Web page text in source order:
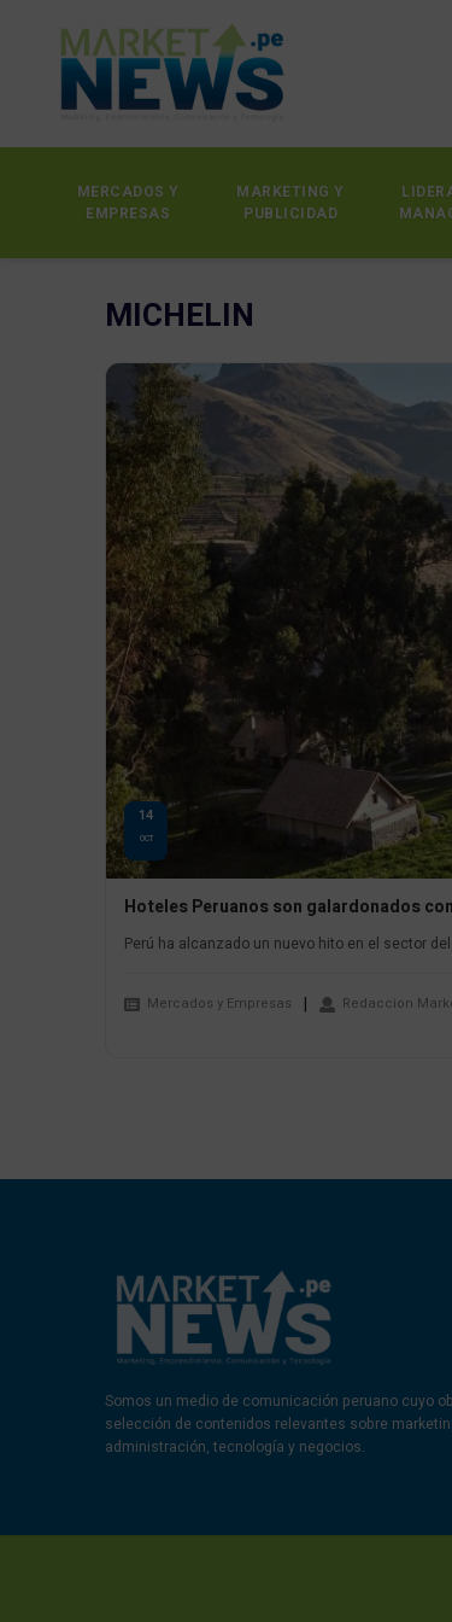
MERCADOS Y
EMPRESAS
MARKETING Y
PUBLICIDAD
MICHELIN
14
OCT
Hoteles Peruanos son galardonados con
Perú ha alcanzado un nuevo hito en el sector
Mercados y Empresas Redaccion
Somos un medio de comunicación peruano cuyo
selección de contenidos relevantes sobre
administración, tecnología y negocios.